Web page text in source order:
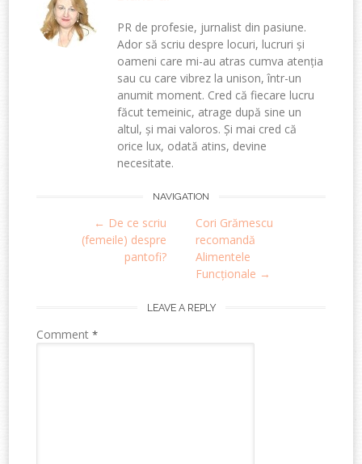
PR de profesie, jurnalist din pasiune.
Ador să scriu despre locuri, lucruri și
oameni care mi-au atras cumva atenția
sau cu care vibrez la unison, într-un
anumit moment. Cred că fiecare lucru
făcut temeinic, atrage după sine un
altul, și mai valoros. Și mai cred că
orice lux, odată atins, devine
necesitate.
navigation
NAVIGATION
← De ce scriu
(femeile) despre
pantofi?
Cori Grămescu
recomandă
Alimentele
Funcționale →
LEAVE A REPLY
Comment*